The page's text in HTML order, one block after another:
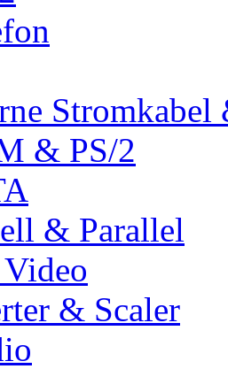
Stromkabel
& PS/2
& Parallel
& Scaler